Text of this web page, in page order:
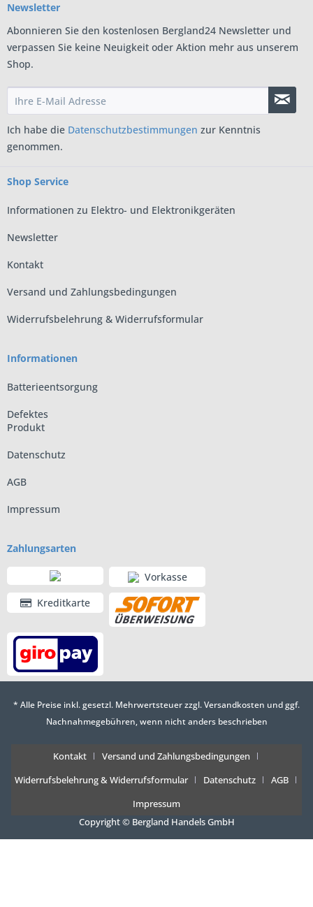
Newsletter
Abonnieren Sie den kostenlosen Bergland24 Newsletter und
verpassen Sie keine Neuigkeit oder Aktion mehr aus unserem
Shop.
Ich habe die Datenschutzbestimmungen zur Kenntnis
genommen.
Shop Service
Informationen zu Elektro- und Elektronikgeräten
Newsletter
Kontakt
Versand und Zahlungsbedingungen
Widerrufsbelehrung & Widerrufsformular
Informationen
Batterieentsorgung
Defektes
Produkt
Datenschutz
AGB
Impressum
Zahlungsarten
Vorkasse
Kreditkarte
* Alle Preise inkl. gesetzl. Mehrwertsteuer zzgl.Versandkosten und ggf.
Nachnahmegebühren, wenn nicht anders beschrieben
Kontakt
Versand und Zahlungsbedingungen
Widerrufsbelehrung & Widerrufsformular
Datenschutz
AGB
Impressum
Copyright © Bergland Handels GmbH